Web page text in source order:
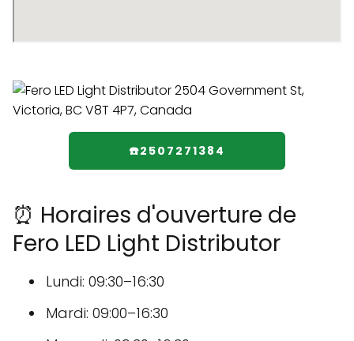
☎️2507271384
⏰ Horaires d'ouverture de
Fero LED Light Distributor
Lundi: 09:30–16:30
Mardi: 09:00–16:30